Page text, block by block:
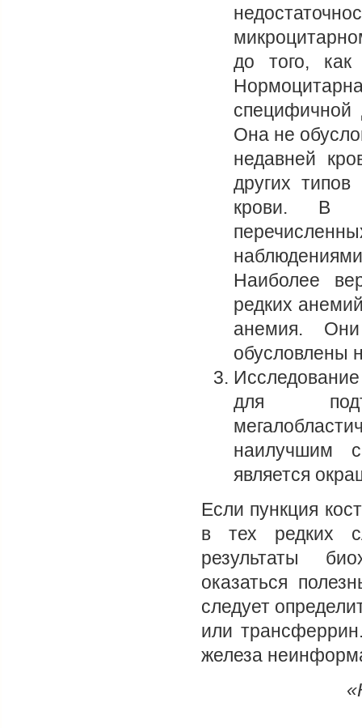
до того, как
специфичной
Она не
недавней
других
крови. В
Наиболее
редких
анемия.
обусловлены
для
наилучшим
является
Если пункция
в тех редких
результаты
оказаться
следует
или
железа